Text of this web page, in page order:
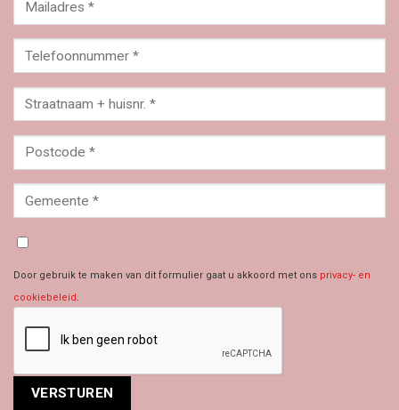
Door gebruik te maken van dit formulier gaat u akkoord met ons privacy- en
cookiebeleid.